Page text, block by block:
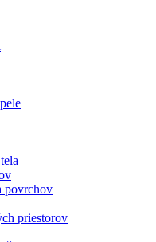
povrchov
priestorov